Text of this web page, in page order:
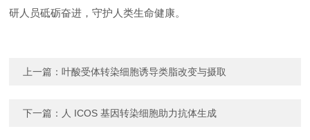
研人员砥砺奋进，守护人类生命健康。
上一篇：叶酸受体转染细胞诱导类脂改变与摄取
下一篇： 人 ICOS 基因转染细胞助力抗体生成